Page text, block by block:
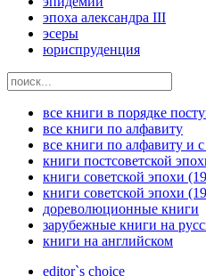
эпоха александра III
эсеры
юриспруденция
все книги в порядке
все книги по алфавиту
все книги по алфавиту и
книги постсоветской
книги советской эпохи
книги советской эпохи
дореволюционные книги
зарубежные книги на
книги на английском
editor`s choice